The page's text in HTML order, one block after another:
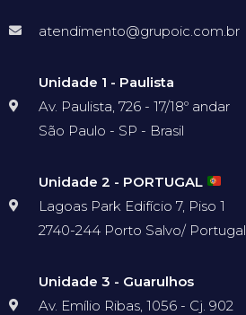
atendimento@grupoic.com.br
Unidade 1 - Paulista
Av. Paulista, 726 - 17/18º andar
São Paulo - SP - Brasil
Unidade 2 - PORTUGAL
Lagoas Park Edifício 7, Piso 1
2740-244 Porto Salvo/ Portugal
Unidade 3 - Guarulhos
Av. Emílio Ribas, 1056 - Cj. 902